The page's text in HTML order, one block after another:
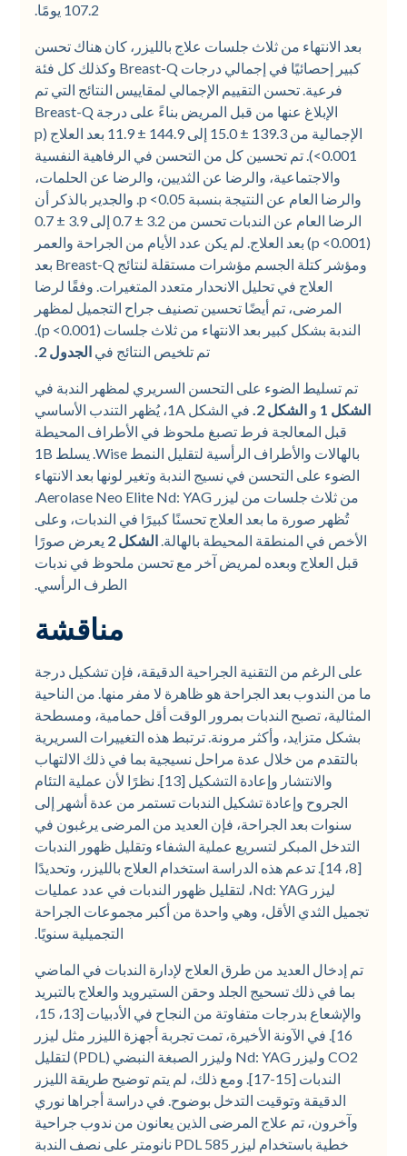
107.2 يومًا.
بعد الانتهاء من ثلاث جلسات علاج بالليزر، كان هناك تحسن
كبير إحصائيًا في إجمالي درجات Breast-Q وكذلك كل فئة
فرعية. تحسن التقييم الإجمالي لمقاييس النتائج التي تم
الإبلاغ عنها من قبل المريض بناءً على درجة Breast-Q
الإجمالية من 139.3 ± 15.0 إلى 144.9 ± 11.9 بعد العلاج (p
<0.001). تم تحسين كل من التحسن في الرفاهية النفسية
والاجتماعية، والرضا عن الثديين، والرضا عن الحلمات،
والرضا العام عن النتيجة بنسبة p <0.05. والجدير بالذكر أن
الرضا العام عن الندبات تحسن من 3.2 ± 0.7 إلى 3.9 ± 0.7
(p <0.001) بعد العلاج. لم يكن عدد الأيام من الجراحة والعمر
ومؤشر كتلة الجسم مؤشرات مستقلة لنتائج Breast-Q بعد
العلاج في تحليل الانحدار متعدد المتغيرات. وفقًا لرضا
المرضى، تم أيضًا تحسين تصنيف جراح التجميل لمظهر
الندبة بشكل كبير بعد الانتهاء من ثلاث جلسات (p <0.001).
تم تلخيص النتائج في الجدول 2.
تم تسليط الضوء على التحسن السريري لمظهر الندبة في
الشكل 1
و الشكل 2.
في الشكل 1A، يُظهر التندب الأساسي
قبل المعالجة فرط تصبغ ملحوظ في الأطراف المحيطة
بالهالات والأطراف الرأسية لتقليل النمط Wise. يسلط 1B
الضوء على التحسن في نسيج الندبة وتغير لونها بعد الانتهاء
من ثلاث جلسات من ليزر Aerolase Neo Elite Nd: YAG.
تُظهر صورة ما بعد العلاج تحسنًا كبيرًا في الندبات، وعلى
الأخص في المنطقة المحيطة بالهالة.الشكل 2
يعرض صورًا
قبل العلاج وبعده لمريض آخر مع تحسن ملحوظ في ندبات
الطرف الرأسي.
مناقشة
على الرغم من التقنية الجراحية الدقيقة، فإن تشكيل درجة
ما من الندوب بعد الجراحة هو ظاهرة لا مفر منها. من الناحية
المثالية، تصبح الندبات بمرور الوقت أقل حمامية، ومسطحة
بشكل متزايد، وأكثر مرونة. ترتبط هذه التغييرات السريرية
بالتقدم من خلال عدة مراحل نسيجية بما في ذلك الالتهاب
والانتشار وإعادة التشكيل [13]. نظرًا لأن عملية التئام
الجروح وإعادة تشكيل الندبات تستمر من عدة أشهر إلى
سنوات بعد الجراحة، فإن العديد من المرضى يرغبون في
التدخل المبكر لتسريع عملية الشفاء وتقليل ظهور الندبات
[8، 14]. تدعم هذه الدراسة استخدام العلاج بالليزر، وتحديدًا
ليزر Nd: YAG، لتقليل ظهور الندبات في عدد عمليات
تجميل الثدي الأقل، وهي واحدة من أكبر مجموعات الجراحة
التجميلية سنويًا.
تم إدخال العديد من طرق العلاج لإدارة الندبات في الماضي
بما في ذلك تسحيج الجلد وحقن الستيرويد والعلاج بالتبريد
والإشعاع بدرجات متفاوتة من النجاح في الأدبيات [13، 15،
16]. في الآونة الأخيرة، تمت تجربة أجهزة الليزر مثل ليزر
CO2 وليزر Nd: YAG وليزر الصبغة النبضي (PDL) لتقليل
الندبات [15-17]. ومع ذلك، لم يتم توضيح طريقة الليزر
الدقيقة وتوقيت التدخل بوضوح. في دراسة أجراها نوري
وآخرون، تم علاج المرضى الذين يعانون من ندوب جراحية
خطية باستخدام ليزر PDL 585 نانومتر على نصف الندبة